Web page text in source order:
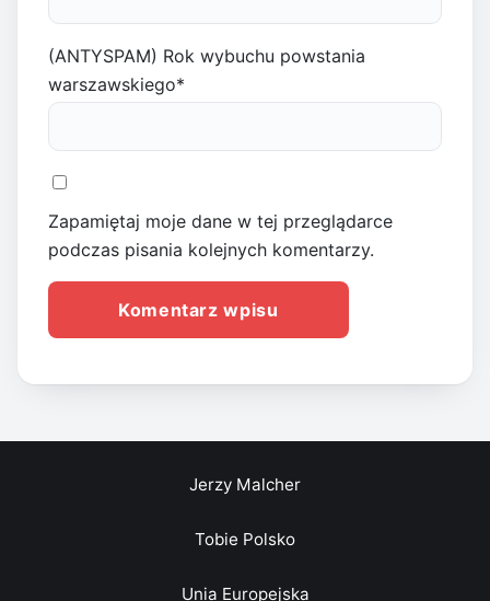
(ANTYSPAM) Rok wybuchu powstania
warszawskiego*
Zapamiętaj moje dane w tej przeglądarce
podczas pisania kolejnych komentarzy.
Jerzy Malcher
Tobie Polsko
Unia Europejska